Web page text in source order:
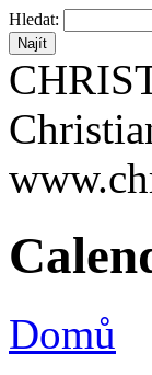
Hledat:
Domů